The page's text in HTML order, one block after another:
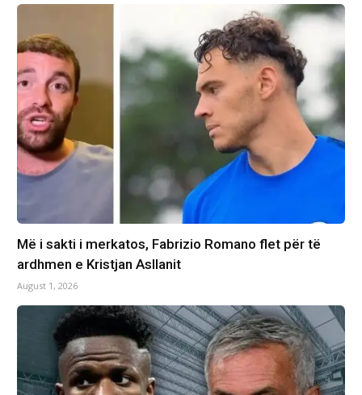
Më i sakti i merkatos, Fabrizio Romano flet për të
ardhmen e Kristjan Asllanit
August 1, 2026